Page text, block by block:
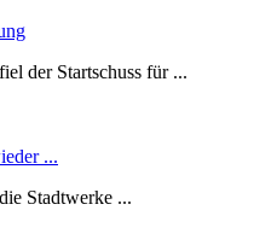
der Startschuss für ...
...
Stadtwerke ...